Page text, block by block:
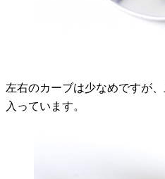
左右のカーブは少なめですが
入っています。